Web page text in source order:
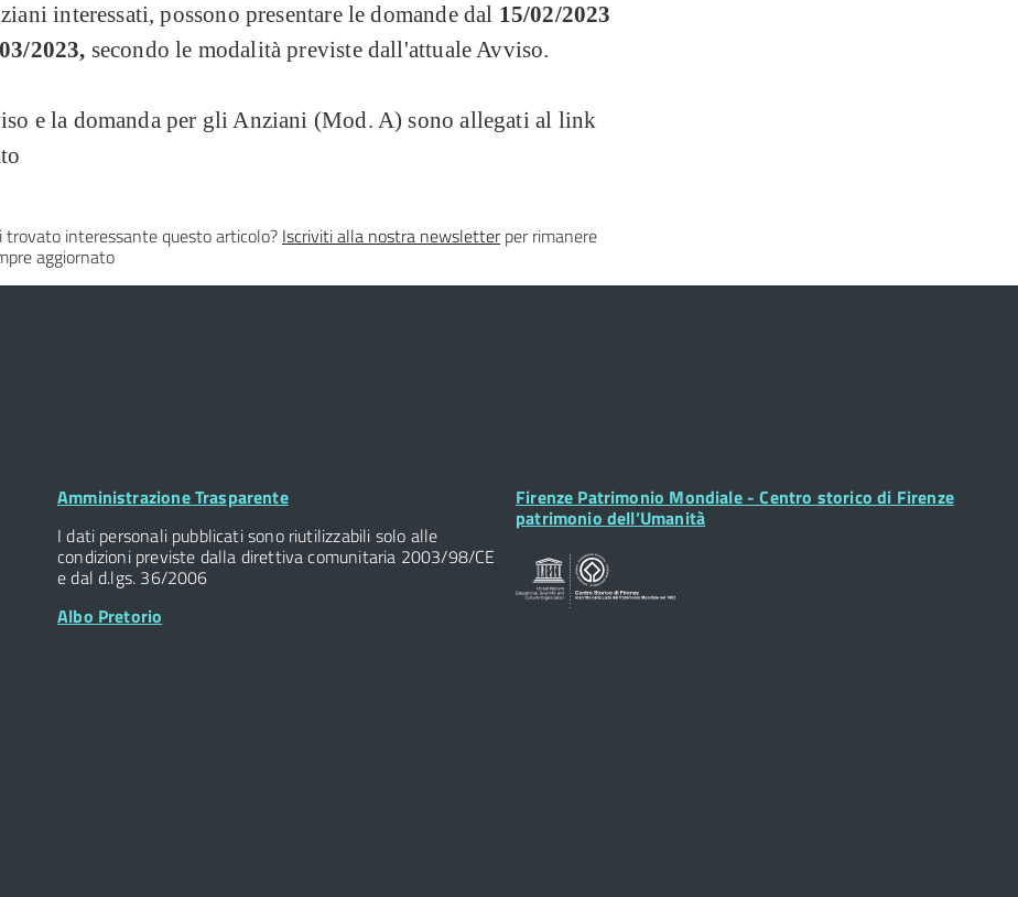
interessati, possono presentare le domande dal 15/02/2023
2023, secondo le modalità previste dall'attuale Avviso.
e la domanda per gli Anziani (Mod. A) sono allegati al link
trovato interessante questo articolo? Iscriviti alla nostra newsletterper rimanere
aggiornato
Footer
Amministrazione Trasparente
I dati personali pubblicati sono riutilizzabili solo alle
condizioni previste dalla direttiva comunitaria 2003/98/CE
e dal d.lgs. 36/2006
Albo Pretorio
Footer
Widget
Firenze Patrimonio Mondiale - Centro storico di Firenze
patrimonio dell’Umanità